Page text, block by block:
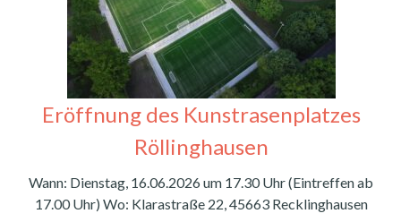
Eröffnung des Kunstrasenplatzes
Röllinghausen
Wann: Dienstag, 16.06.2026 um 17.30 Uhr (Eintreffen ab
17.00 Uhr) Wo: Klarastraße 22, 45663 Recklinghausen